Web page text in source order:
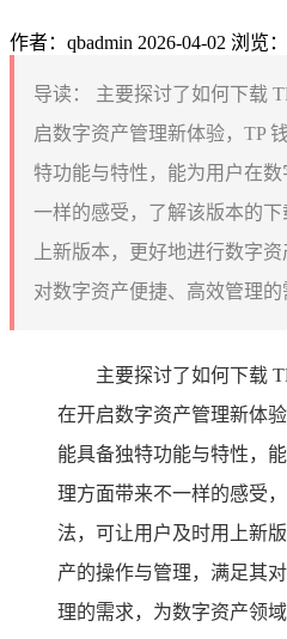
作者：qbadmin 2026-04-02 浏览
导读：
主要探讨了如何下载
启数字资产管理新体验，TP
特功能与特性，能为用户在
一样的感受，了解该版本的
上新版本，更好地进行数字
对数字资产便捷、高效管理
主要探讨了如何下载
在开启数字资产管理新体
能具备独特功能与特性，
理方面带来不一样的感受
法，可让用户及时用上新
产的操作与管理，满足其
理的需求，为数字资产领